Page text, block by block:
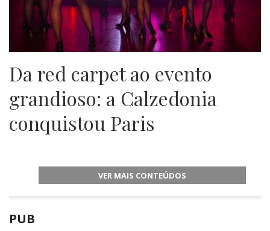
Da red carpet ao evento
grandioso: a Calzedonia
conquistou Paris
VER MAIS CONTEÚDOS
PUB